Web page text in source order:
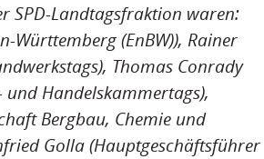
SPD-Landtagsfraktion waren:
Württemberg (EnBW)), Rainer
Thomas Conrady
Handelskammertags),
Bergbau, Chemie und
Golla (Hauptgeschäftsführer